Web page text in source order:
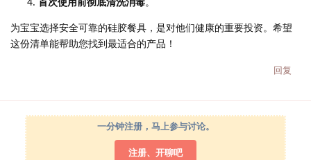
为宝宝选择安全可靠的硅胶餐具，是对他们健康的重要投资。希望
这份清单能帮助您找到最适合的产品！
回复
一分钟注册，马上参与讨论。
注册、开聊吧